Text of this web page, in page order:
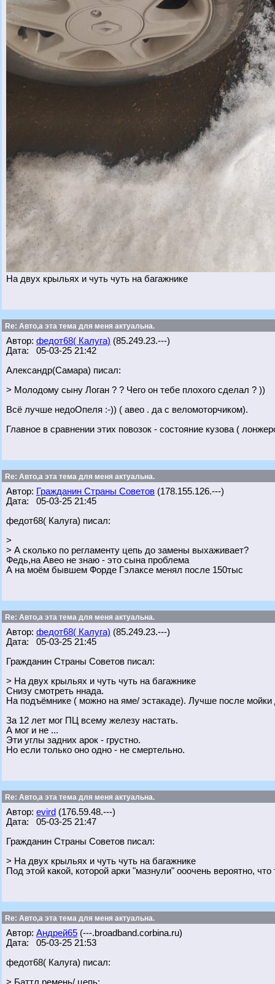
На двух крыльях и чуть чуть на багажнике
Re: Авто,а эта тема для меня актуальна.
Автор: федот68( Калуга) (85.249.23.---)
Дата: 05-03-25 21:42
Александр(Самара) писал:
> Молодому сыну Логан ? ? Чего он тебе плохого сделал ? ))
Всё лучше недоОпеля :-)) ( авео . да с веломоторчиком).
Главное в сравнении этих повозок - состояние кузова (
Re: Авто,а эта тема для меня актуальна.
Автор: Гражданин Страны Советов (178.155.126.---)
Дата: 05-03-25 21:45
федот68( Калуга) писал:
>
> А сколько по регламенту цепь до замены выхаживает?
Федь,на Авео не знаю - это сына проблема
А на моём бывшем Форде Гэлаксе менял после 150тыс
Re: Авто,а эта тема для меня актуальна.
Автор: федот68( Калуга) (85.249.23.---)
Дата: 05-03-25 21:45
Гражданин Страны Советов писал:
> На двух крыльях и чуть чуть на багажнике
Снизу смотреть ннада.
На подъёмнике ( можно на яме/ эстакаде). Лучше после
За 12 лет мог ПЦ всему железу настать.
А мог и не ...
Эти углы задних арок - грустно.
Но если только оно одно - не смертельно.
Re: Авто,а эта тема для меня актуальна.
Автор: evird (176.59.48.---)
Дата: 05-03-25 21:47
Гражданин Страны Советов писал:
> На двух крыльях и чуть чуть на багажнике
Под этой какой, которой арки "мазнули" ооочень вероятно,
Re: Авто,а эта тема для меня актуальна.
Автор: Андрей65 (---.broadband.corbina.ru)
Дата: 05-03-25 21:53
федот68( Калуга) писал: